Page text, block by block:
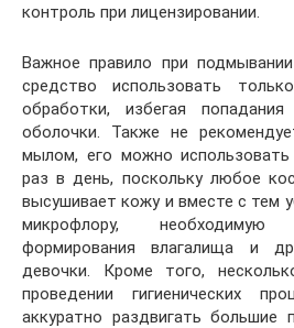
контроль при лицензировании.
Важное правило при
средство использовать
обработки, избегая
оболочки. Также не
мылом, его можно
раз в день, поскольку любое
высушивает кожу и вместе с тем
микрофлору,
формирования влагалища и
девочки. Кроме того,
проведении гигиенических
аккуратно раздвигать большие